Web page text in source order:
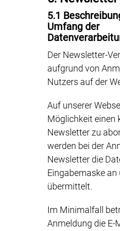
5.1
Umfang der
Der Newsletter-
aufgrund von
Nutzers auf der
Auf unserer
Möglichkeit einen
Newsletter zu
werden bei der
Newsletter die
Eingabemaske an
übermittelt.
Im Minimalfall
Anmeldung die E-